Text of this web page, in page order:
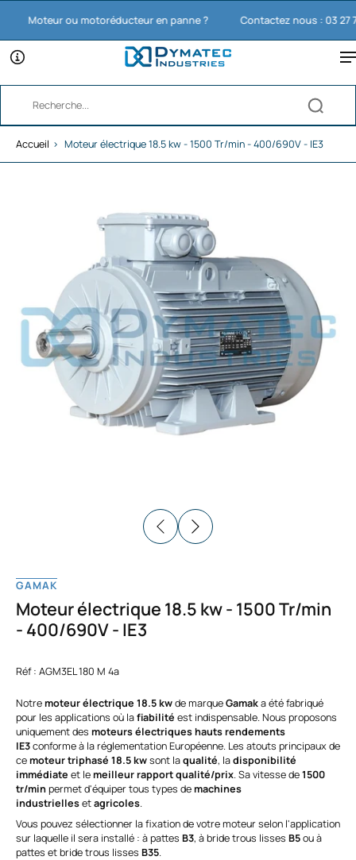
Moteur ou motoréducteur en panne ? Contactez nous : 03 27 74
Accueil › Moteur électrique 18.5 kw - 1500 Tr/min - 400/690V - IE3
GAMAK
Moteur électrique 18.5 kw - 1500 Tr/min
- 400/690V - IE3
Réf : AGM3EL 180 M 4a
Notremoteur électrique 18.5 kwde marqueGamaka été fabriqué
pour les applications où lafiabilité est indispensable. Nous proposons
uniquement des moteurs électriques hauts rendements
IE3conforme à la réglementation Européenne. Les atouts principaux de
cemoteur triphasé 18.5 kwsont laqualité, ladisponibilité
immédiate et lemeilleur rapport qualité/prix. Sa vitesse de1500
tr/minpermet d'équiper tous types demachines
industriellesetagricoles.
Vous pouvez sélectionner la fixation de votre moteur selon l'application
sur laquelle il sera installé : à pattes B3, à bride trous lisses B5ou à
pattes et bride trous lisses B35.